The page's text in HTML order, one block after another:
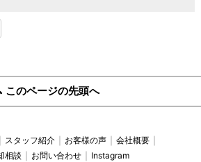
このページの先頭へ
スタッフ紹介 お客様の声
会社概要
相談 お問い合わせ Instagram